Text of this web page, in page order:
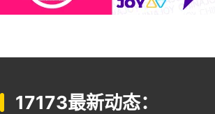
17173最新动态：